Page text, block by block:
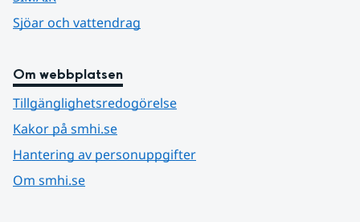
Sjöar och vattendrag
Om webbplatsen
Tillgänglighetsredogörelse
Kakor på smhi.se
Hantering av personuppgifter
Om smhi.se